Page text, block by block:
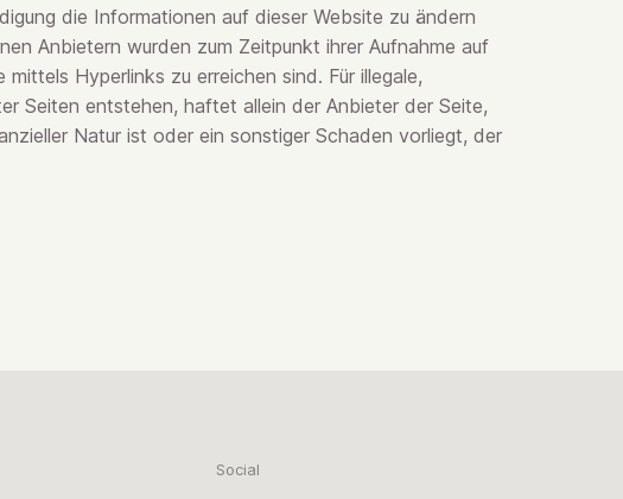
die Informationen auf dieser Website zu ändern
Anbietern wurden zum Zeitpunkt ihrer Aufnahme auf
Hyperlinks zu erreichen sind. Für illegale,
Seiten entstehen, haftet allein der Anbieter der Seite,
Natur ist oder ein sonstiger Schaden vorliegt, der
Social